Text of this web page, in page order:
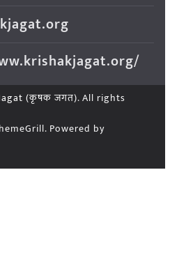
(कृषक जगत). All rights
Powered by